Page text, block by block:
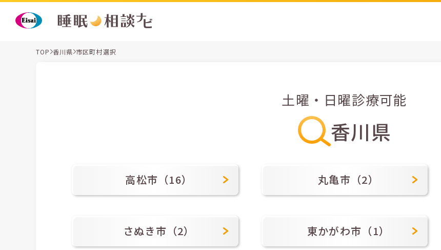
TOP 香川県 市区町村選択
土曜・日曜診療可能
香川県
高松市（16） 丸亀市（2）
さぬき市（2） 東かがわ市（1）